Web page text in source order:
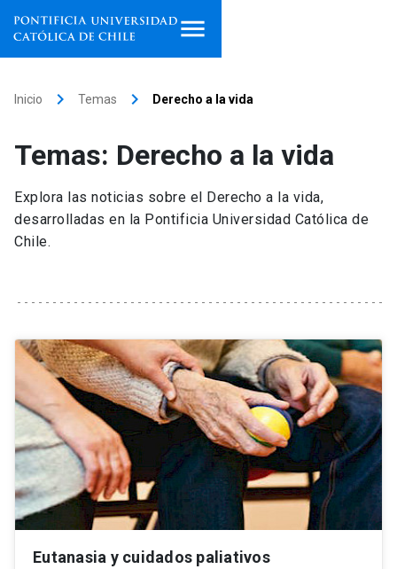
Facultades, escuelas e
institutos
Investigación
Vinculación
Universidad
Información para keyboard_arrow_down
Futuros estudiantes
Go to english site
Inicio keyboard_arrow_right Temas keyboard_arrow_right Derecho a la vida
Temas: Derecho a la vida
Explora las noticias sobre el Derecho a la vida,
desarrolladas en la Pontificia Universidad Católica de
Chile.
Eutanasia y cuidados paliativos